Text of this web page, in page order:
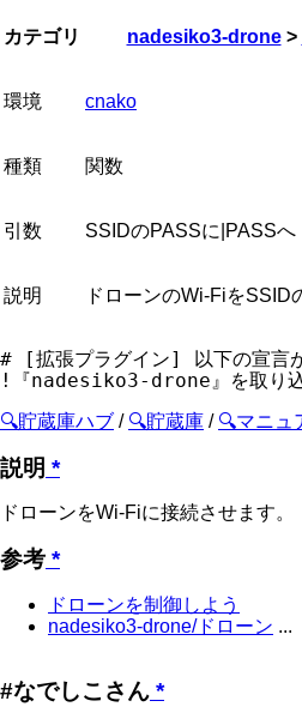
カテゴリ nadesiko3-drone>
環境 cnako
種類 関数
引数 SSIDのPASSに|PASSへ
説明 ドローンのWi-FiをSSID
# [拡張プラグイン] 以下の宣言
🔍貯蔵庫ハブ / 🔍貯蔵庫 / 🔍マニュ
説明 *
ドローンをWi-Fiに接続させます。
参考 *
ドローンを制御しよう
nadesiko3-drone/ドローン ...
#なでしこさん *